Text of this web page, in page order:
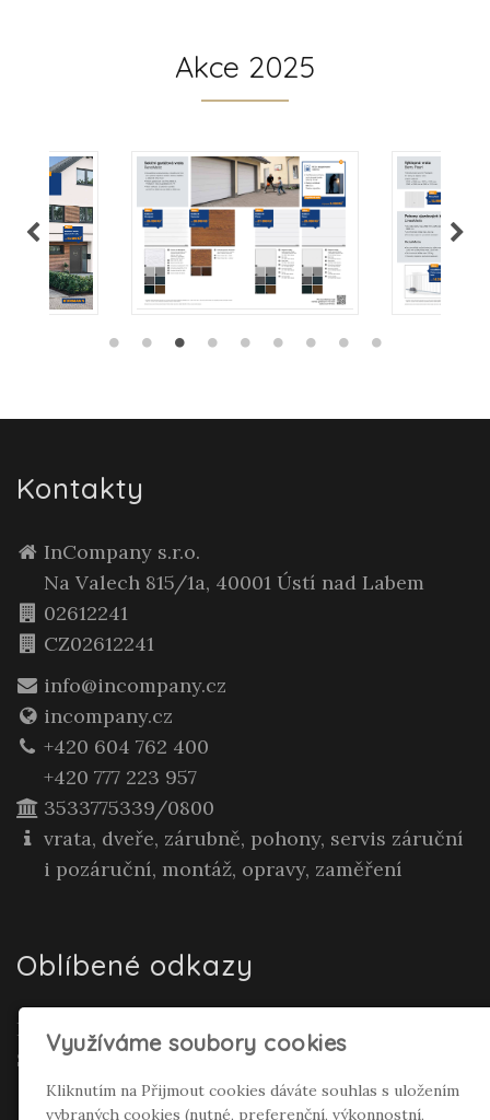
Akce 2025
Kontakty
InCompany s.r.o.
Na Valech 815/1a, 40001 Ústí nad Labem
02612241
CZ02612241
info@incompany.cz
incompany.cz
+420 604 762 400
+420 777 223 957
3533775339/0800
vrata, dveře, zárubně, pohony, servis záruční
i pozáruční, montáž, opravy, zaměření
Oblíbené odkazy
Realitní makléř Gepard Renata Polívková
Seifertová
Využíváme soubory cookies
Kliknutím na Přijmout cookies dáváte souhlas s uložením
vybraných cookies (nutné, preferenční, výkonnostní,